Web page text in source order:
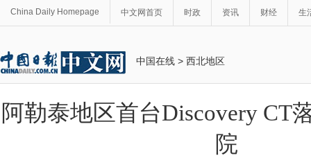
China Daily Homepage 中文网首页 时政 资讯 财经 生
中国在线 > 西北地区
阿勒泰地区首台Discovery CT
院